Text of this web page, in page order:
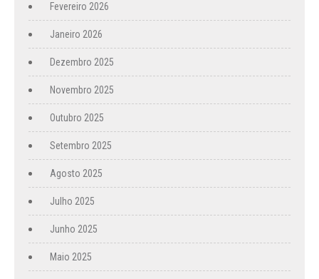
Fevereiro 2026
Janeiro 2026
Dezembro 2025
Novembro 2025
Outubro 2025
Setembro 2025
Agosto 2025
Julho 2025
Junho 2025
Maio 2025